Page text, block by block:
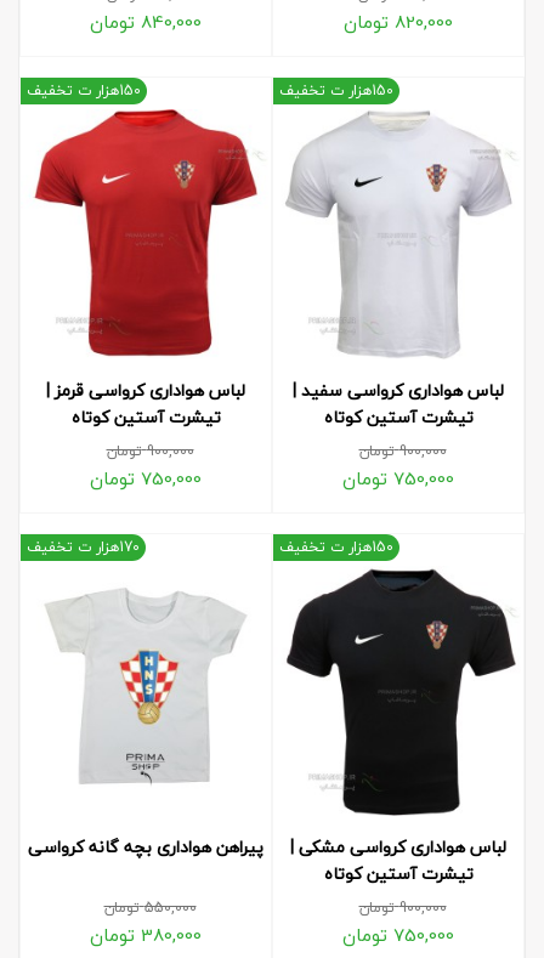
820,000 تومان 840,000 تومان
لباس هواداری کرواسی سفید |
تیشرت آستین کوتاه
900,000تومان
750,000 تومان
150هزار ت تخفیف
لباس هواداری کرواسی قرمز |
تیشرت آستین کوتاه
900,000تومان
750,000 تومان
150هزار ت تخفیف
لباس هواداری کرواسی مشکی |
تیشرت آستین کوتاه
900,000تومان
750,000 تومان
150هزار ت تخفیف
پیراهن هواداری بچه گانه کرواسی
550,000تومان
380,000 تومان
170هزار ت تخفیف